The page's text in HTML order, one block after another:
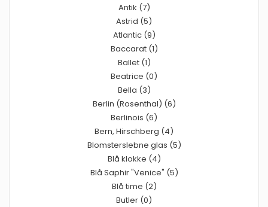
Antik (7)
Astrid (5)
Atlantic (9)
Baccarat (1)
Ballet (1)
Beatrice (0)
Bella (3)
Berlin (Rosenthal) (6)
Berlinois (6)
Bern, Hirschberg (4)
Blomsterslebne glas (5)
Blå klokke (4)
Blå Saphir "Venice" (5)
Blå time (2)
Butler (0)